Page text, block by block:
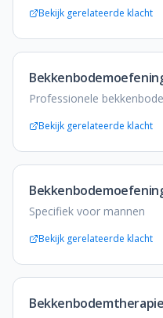
Bekijk gerelateerde klacht
Professionele
Bekijk gerelateerde klacht
Specifiek voor mannen
Bekijk gerelateerde klacht